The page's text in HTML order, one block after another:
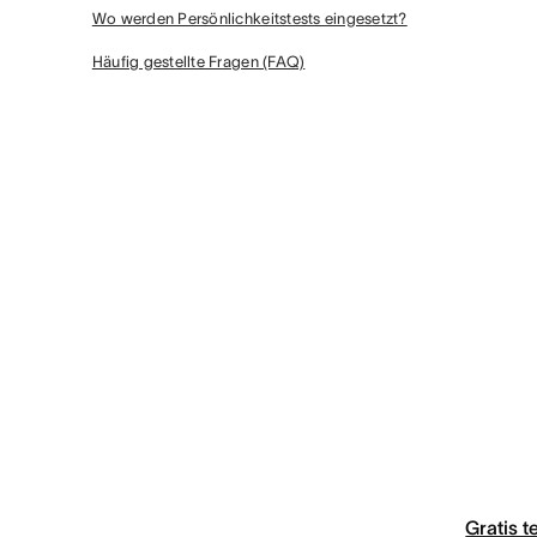
Wo werden Persönlichkeitstests eingesetzt?
Häufig gestellte Fragen (FAQ)
Gratis